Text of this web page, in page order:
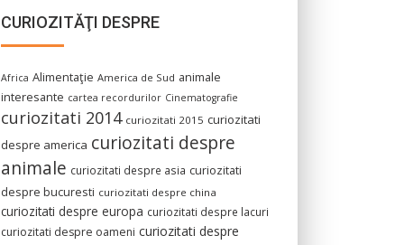
CURIOZITĂŢI DESPRE
Africa Alimentaţie America de Sud animale
interesante cartea recordurilor Cinematografie
curiozitati 2014 curiozitati 2015 curiozitati
despre america curiozitati despre
animale curiozitati despre asia curiozitati
despre bucuresti curiozitati despre china
curiozitati despre europa curiozitati despre lacuri
curiozitati despre oameni curiozitati despre